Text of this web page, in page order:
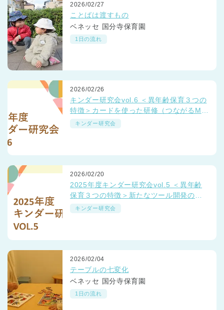
2026/02/27
ことばは渡すもの
ベネッセ 国分寺保育園
1日の流れ
2026/02/26
キンダー研究会vol.6 ＜異年齢保育３つの
特徴＞カードを使った研修（つながるMT
G）
キンダー研究会
2026/02/20
2025年度キンダー研究会vol.5 ＜異年齢
保育３つの特徴＞新たなツール開発の取
り組み
キンダー研究会
2026/02/04
テーブルの七変化
ベネッセ 国分寺保育園
1日の流れ